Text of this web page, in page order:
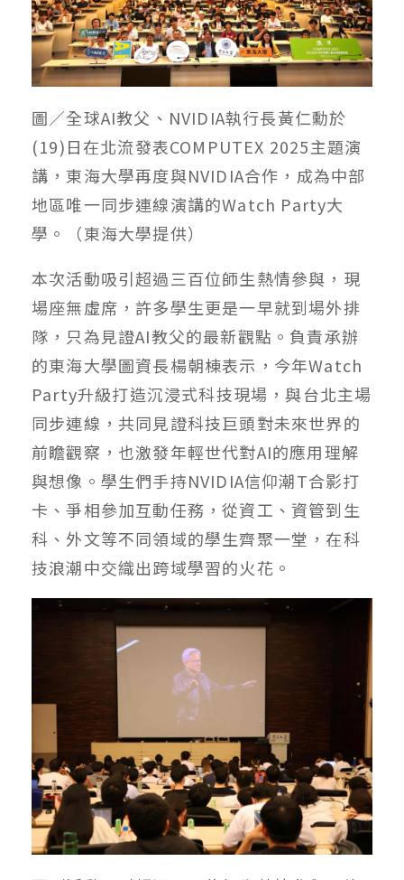
圖／全球AI教父、NVIDIA執行長黃仁勳於
(19)日在北流發表COMPUTEX 2025主題演
講，東海大學再度與NVIDIA合作，成為中部
地區唯一同步連線演講的Watch Party大
學。（東海大學提供）
本次活動吸引超過三百位師生熱情參與，現
場座無虛席，許多學生更是一早就到場外排
隊，只為見證AI教父的最新觀點。負責承辦
的東海大學圖資長楊朝棟表示，今年Watch
Party升級打造沉浸式科技現場，與台北主場
同步連線，共同見證科技巨頭對未來世界的
前瞻觀察，也激發年輕世代對AI的應用理解
與想像。學生們手持NVIDIA信仰潮T合影打
卡、爭相參加互動任務，從資工、資管到生
科、外文等不同領域的學生齊聚一堂，在科
技浪潮中交織出跨域學習的火花。